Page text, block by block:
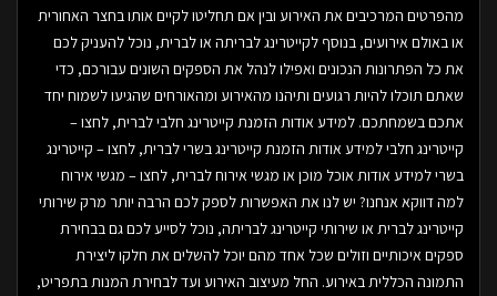
מהפרטים המרכיבים את האירוע ובין אם תחליטו לקיים אותו בחצר האחורית
או באולם אירועים, בנוסף לקייטרינג לבריתה או לברית, נוכל להעניק לכם
את כל הפתרונות הנכונים ואפילו לנהל את הספקים השונים עבורכם, כדי
שאתם תוכלו להיות רגועים ותיהנו מהאירוע ומהאורחים שהגיעו לשמוח יחד
אתכם בשמחתכם. למידע אודות הזמנת קייטרינג חלבי לברית, לחצו –
קייטרינג חלבי למידע אודות הזמנת קייטרינג בשרי לברית, לחצו – קייטרינג
בשרי למידע אודות אוכל מוכן או מגשי אירוח לברית, לחצו – מגשי אירוח
למה דווקא אנחנו? יש לנו את האפשרות לספק לכם הרבה יותר מרק שירותי
קייטרינג לברית או שירותי קייטרינג לבריתה, נוכל לסייע לכם גם בבחירת
ספקים איכותיים וזולים שכל אחד מהם יוכל להשלים את חלקו ליצירת
התמונה הכללית באירוע. החל מעיצוב האירוע ועד לבחירת המנות בתפריט,